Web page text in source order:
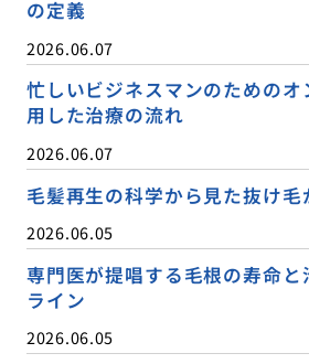
の定義
2026.06.07
忙しいビジネスマンのための
用した治療の流れ
2026.06.07
毛髪再生の科学から見た抜け
2026.06.05
専門医が提唱する毛根の寿命と
ライン
2026.06.05